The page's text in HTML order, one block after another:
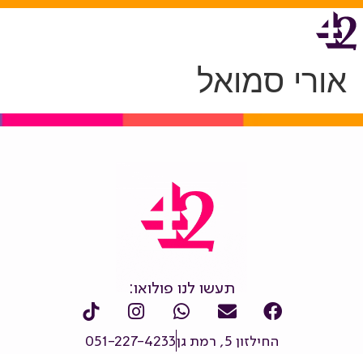
אורי סמואל
תעשו לנו פולואו:
החילזון 5, רמת גן 051-227-4233